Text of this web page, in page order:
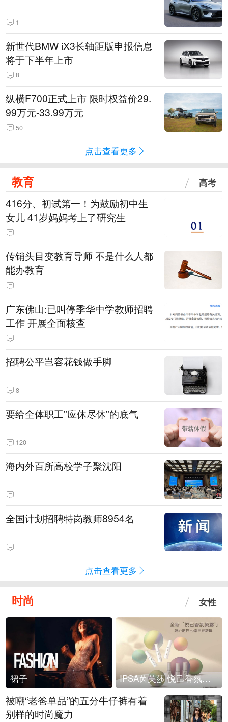
1
新世代BMW iX3长轴距版申报信息
将于下半年上市
8
纵横F700正式上市 限时权益价29.
99万元-33.99万元
50
点击查看更多
教育 高考
416分、初试第一！为鼓励初中生
女儿 41岁妈妈考上了研究生
传销头目变教育导师 不是什么人都
能办教育
广东佛山:已叫停季华中学教师招聘
工作 开展全面核查
招聘公平岂容花钱做手脚
8
要给全体职工"应休尽休"的底气
120
海内外百所高校学子聚沈阳
全国计划招聘特岗教师8954名
点击查看更多
时尚 女性
裙子 IPSA茵芙莎 悦己香氛凝露上市
被嘲“老爸单品”的五分牛仔裤有着
别样的时尚魔力